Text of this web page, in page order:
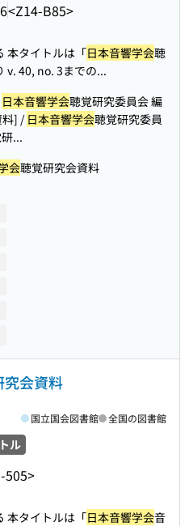
<Z14-B85>
本タイトルは「日本音響学会聴
v. 40, no. 3までの...
日本音響学会聴覚研究委員会 編
料] / 日本音響学会聴覚研究委員
...
会聴覚研究会資料
究会資料
ル
505>
国立国会図書館 全国の図書館
本タイトルは「日本音響学会音